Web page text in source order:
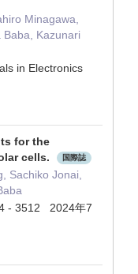
Minagawa,
Baba, Kazunari
in Electronics
for the
cells.
国際誌
Sachiko Jonai,
- 3512 2024年7